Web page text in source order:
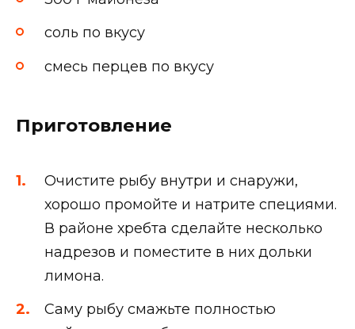
соль по вкусу
смесь перцев по вкусу
Приготовление
Очистите рыбу внутри и снаружи,
хорошо промойте и натрите специями.
В районе хребта сделайте несколько
надрезов и поместите в них дольки
лимона.
Саму рыбу смажьте полностью